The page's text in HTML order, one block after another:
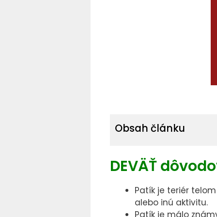
Obsah článku
DEVÄŤ
Patík je teriér
alebo inú aktivitu.
Patík je málo